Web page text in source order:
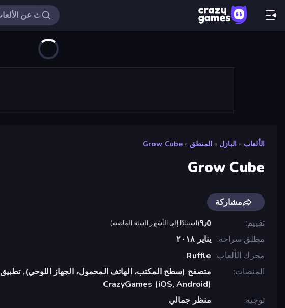
الألعاب » البازل » المنطق »
Grow Cube
Grow Cube
مشاركة
تقييم
٩٫٥(استنادًا إلى الأشهر الستة الماضية)
مطلق سراحه
يناير ٢٠١٨
محرك الألعاب Ruffle
المنصات
متصفح (سطح المكتب، الهاتف المحمول، الجهاز اللوحي), تطبيق
CrazyGames (iOS, Android)
توجيه
منظر جمالي